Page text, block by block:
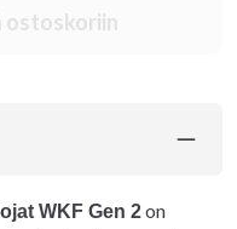
ostoskoriin
WKF Gen 2on